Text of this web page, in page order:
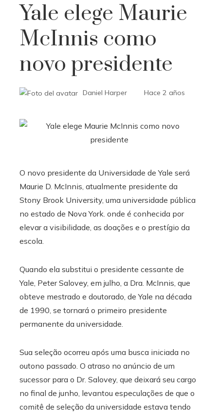
Yale elege Maurie
McInnis como
novo presidente
Daniel Harper Hace 2 años
O novo presidente da Universidade de Yale será
Maurie D. McInnis, atualmente presidente da
Stony Brook University, uma universidade pública
no estado de Nova York. onde é conhecida por
elevar a visibilidade, as doações e o prestígio da
escola.
Quando ela substitui o presidente cessante de
Yale, Peter Salovey, em julho, a Dra. McInnis, que
obteve mestrado e doutorado, de Yale na década
de 1990, se tornará o primeiro presidente
permanente da universidade.
Sua seleção ocorreu após uma busca iniciada no
outono passado. O atraso no anúncio de um
sucessor para o Dr. Salovey, que deixará seu cargo
no final de junho, levantou especulações de que o
comitê de seleção da universidade estava tendo